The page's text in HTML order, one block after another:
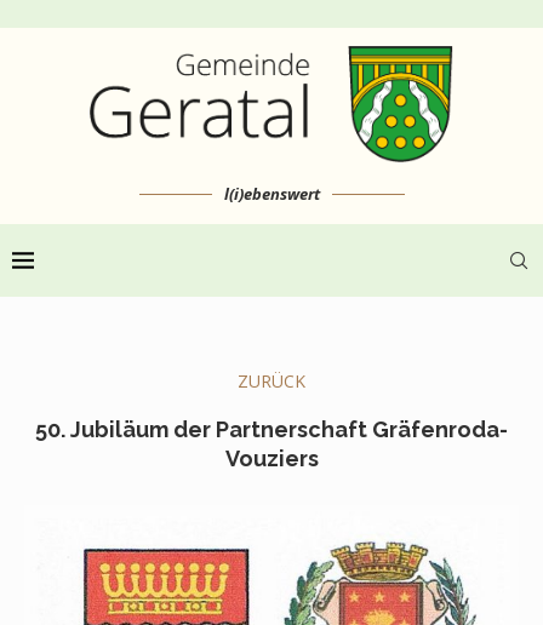
l(i)ebenswert
ZURÜCK
50. Jubiläum der Partnerschaft Gräfenroda-
Vouziers